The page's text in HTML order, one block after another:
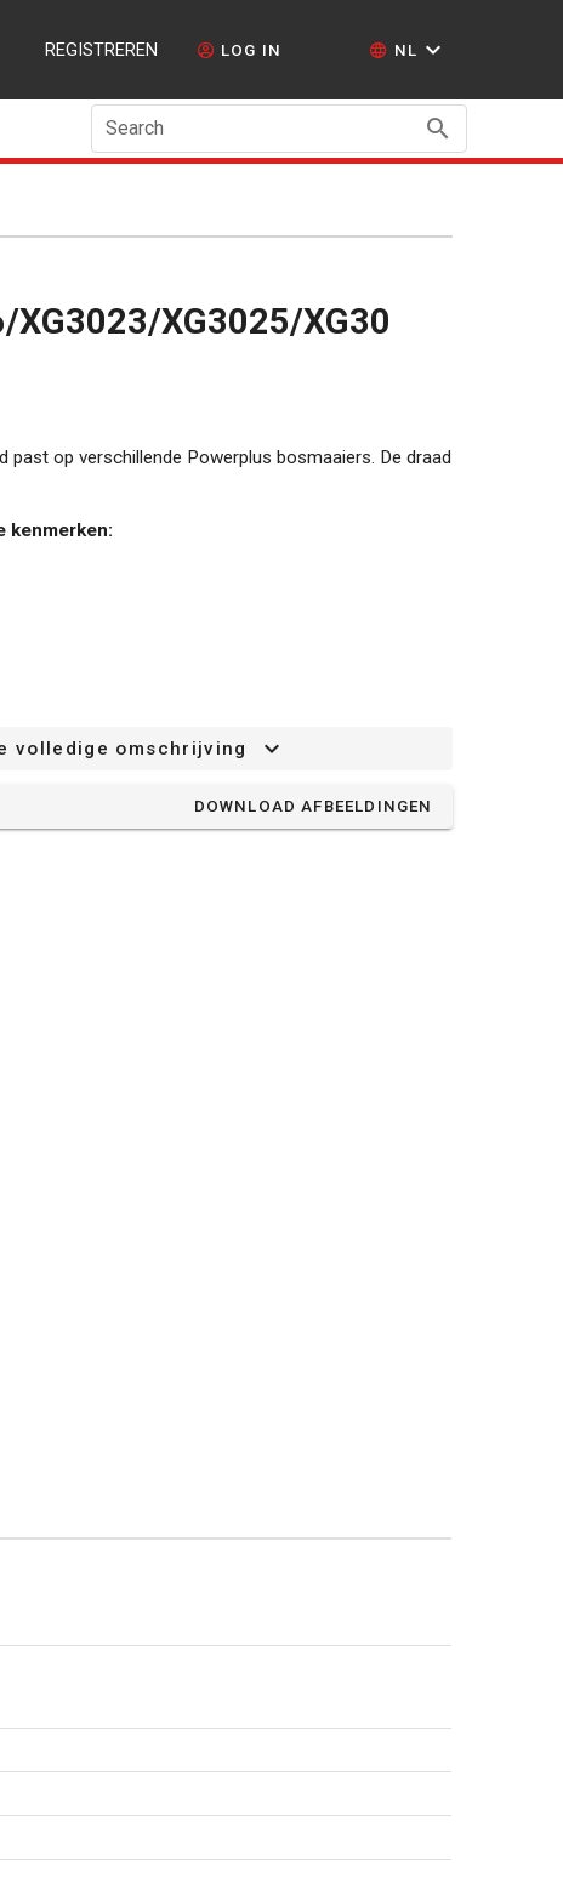
REGISTREREN LOG IN NL
Search
XG3023/XG3025/XG30
past op verschillende Powerplus bosmaaiers. De draad
kenmerken:
volledige omschrijving
DOWNLOAD AFBEELDINGEN